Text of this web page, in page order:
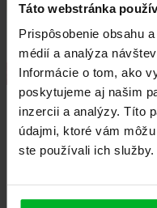
Táto webstránka
Prispôsobenie obsahu
médií a analýza
Informácie o tom, ako
poskytujeme aj našim
inzercii a analýzy. Títo
údajmi, ktoré vám
ste používali ich služby.